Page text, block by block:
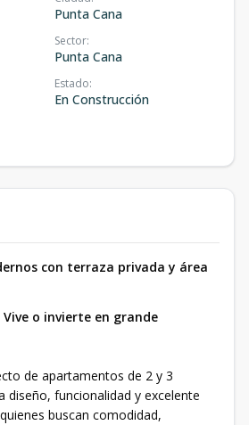
Punta Cana
Sector:
Punta Cana
Estado:
En Construcción
con terraza privada y área
Vive o invierte en grande
de apartamentos de 2 y 3
diseño, funcionalidad y excelente
buscan comodidad,